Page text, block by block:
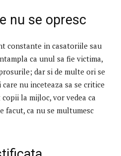
nu se opresc
constante in casatoriile sau
ca unul sa fie victima,
dar si de multe ori se
nu inceteaza sa se critice
copii la mijloc, vor vedea ca
ca nu se multumesc